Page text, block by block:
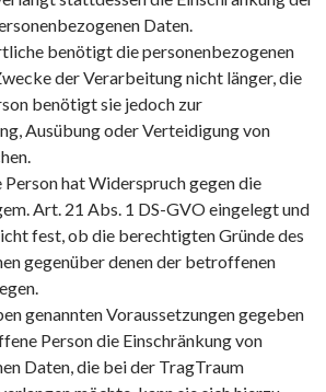
Daten.
benötigt die personenbezogenen
der Verarbeitung nicht länger, die
benötigt sie jedoch zur
Ausübung oder Verteidigung von
hat Widerspruch gegen die
Art. 21 Abs. 1 DS-GVO eingelegt und
fest, ob die berechtigten Gründe des
gegenüber denen der betroffenen
genannten Voraussetzungen gegeben
Person die Einschränkung von
Daten, die bei der TragTraum